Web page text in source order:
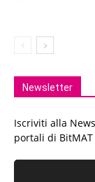
Newsletter
Iscriviti alla
portali di